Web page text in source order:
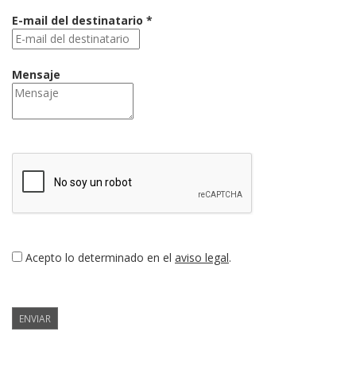
E-mail del destinatario *
Mensaje
Acepto lo determinado en el aviso legal.
ENVIAR